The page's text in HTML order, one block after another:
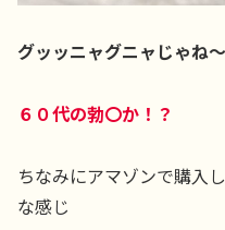
グッッニャグニャじゃね
６０代の勃〇か！？
ちなみにアマゾンで購入
な感じ